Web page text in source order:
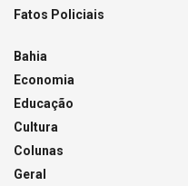
Fatos Policiais
Bahia
Economia
Educação
Cultura
Colunas
Geral